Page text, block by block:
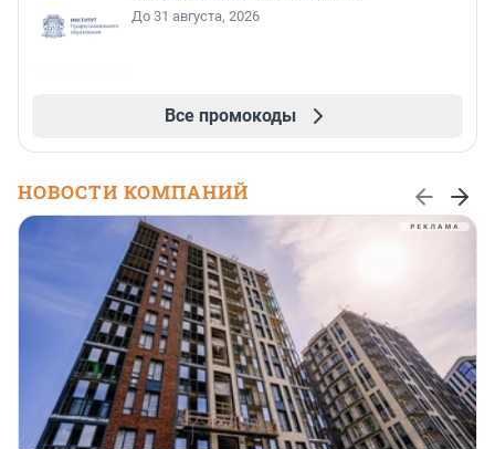
До 31 августа, 2026
Все промокоды
НОВОСТИ КОМПАНИЙ